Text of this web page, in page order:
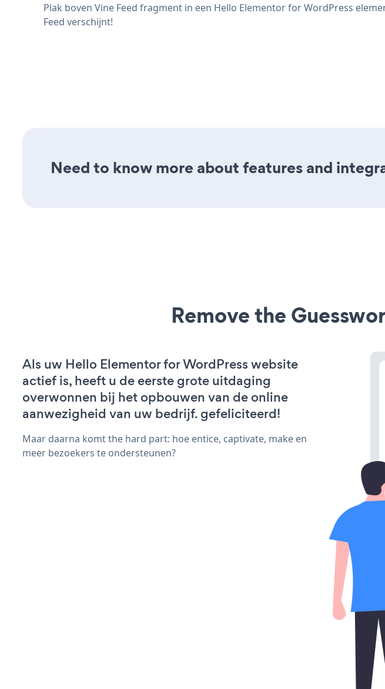
Plak boven Vine Feed fragment in een Hello Elementor for WordPress
Feed verschijnt!
Need to know more about features and
Remove the
Als uw Hello Elementor for WordPress website
actief is, heeft u de eerste grote uitdaging
overwonnen bij het opbouwen van de online
aanwezigheid van uw bedrijf. gefeliciteerd!
Maar daarna komt the hard part: hoe entice, captivate, make en
meer bezoekers te ondersteunen?